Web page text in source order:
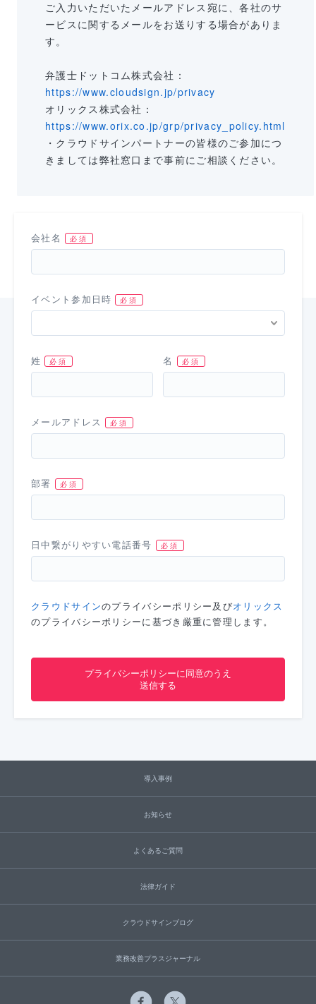
ご入力いただいたメールアドレス宛に、各社のサ
ービスに関するメールをお送りする場合がありま
す。
弁護士ドットコム株式会社：
https://www.cloudsign.jp/privacy
オリックス株式会社：
https://www.orix.co.jp/grp/privacy_policy.html
・クラウドサインパートナーの皆様のご参加につ
きましては弊社窓口まで事前にご相談ください。
会社名
イベント参加日時
姓 名
メールアドレス
部署
日中繋がりやすい電話番号
クラウドサインのプライバシーポリシー及びオリックス
のプライバシーポリシーに基づき厳重に管理します。
導入事例
お知らせ
よくあるご質問
法律ガイド
クラウドサインブログ
業務改善プラスジャーナル